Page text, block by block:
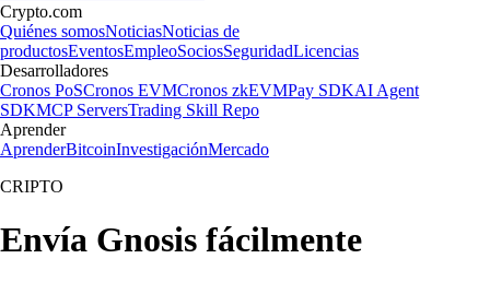
Crypto.com
Quiénes somosNoticiasNoticias de
productosEventosEmpleoSociosSeguridadLicencias
Desarrolladores
Cronos PoSCronos EVMCronos zkEVMPay SDKAI Agent
SDKMCP ServersTrading Skill Repo
Aprender
AprenderBitcoinInvestigaciónMercado
CRIPTO
Envía Gnosis fácilmente